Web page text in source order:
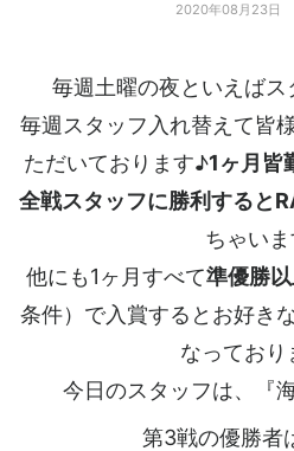
2020年08月23日
毎週土曜の夜といえばス
毎週スタッフ入れ替えて皆
ただいております♪1ヶ月皆
全戦スタッフに勝利すると
ちゃい
他にも1ヶ月すべて準優勝
条件）で入賞するとお好き
なっており
今日のスタッフは、『
第3戦の優勝者